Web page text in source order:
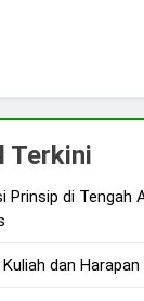
Terkini
Prinsip di Tengah
dan